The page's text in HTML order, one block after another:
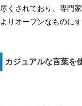
尽くされており、専門
よりオープンなものに
カジュアルな言葉を